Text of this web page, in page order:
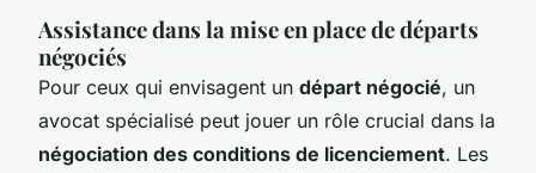
Assistance dans la mise en place de départs
négociés
Pour ceux qui envisagent un départ négocié, un
avocat spécialisé peut jouer un rôle crucial dans la
négociation des conditions de licenciement. Les